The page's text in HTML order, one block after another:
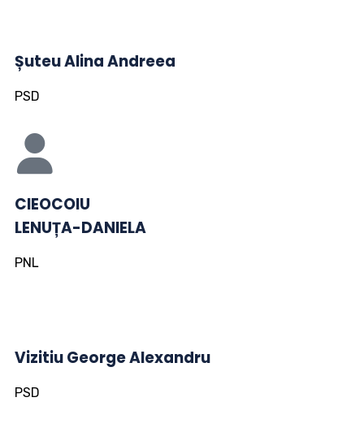
Șuteu Alina Andreea
PSD
CIEOCOIU
LENUȚA-DANIELA
PNL
Vizitiu George Alexandru
PSD